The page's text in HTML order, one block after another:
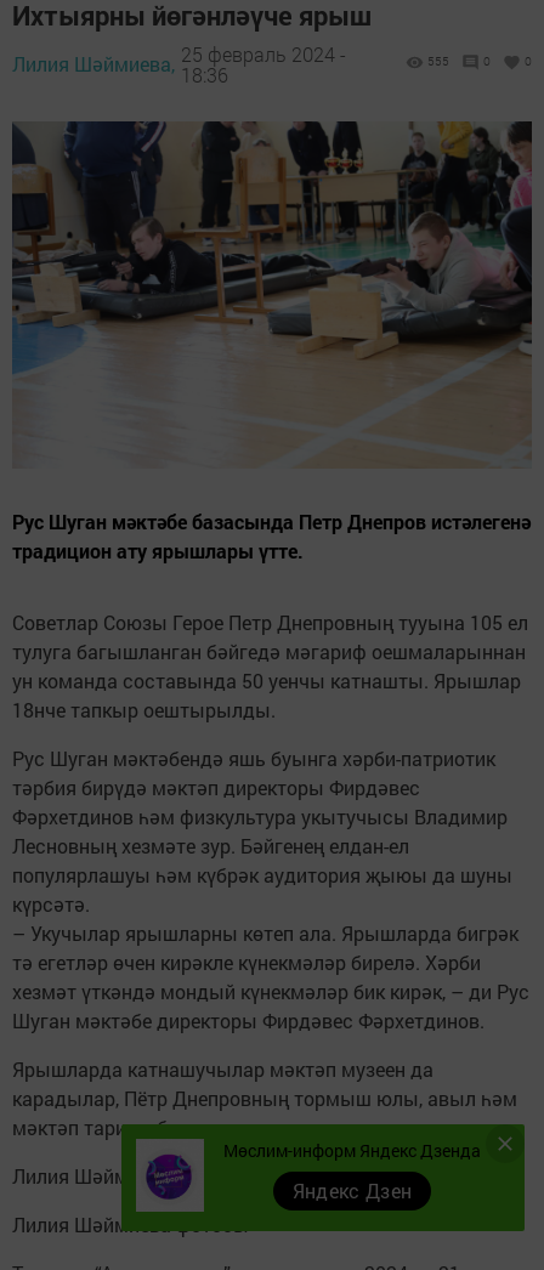
Ихтыярны йөгәнләүче ярыш
Лилия Шәймиева, 25 февраль 2024 -
18:36
555 0 0
Рус Шуган мәктәбе базасында Петр Днепров истәлегенә
традицион ату ярышлары үтте.
Советлар Союзы Герое Петр Днепровның тууына 105 ел
тулуга багышланган бәйгедә мәгариф оешмаларыннан
ун команда составында 50 уенчы катнашты. Ярышлар
18нче тапкыр оештырылды.
Рус Шуган мәктәбендә яшь буынга хәрби-патриотик
тәрбия бирүдә мәктәп директоры Фирдәвес
Фәрхетдинов һәм физкультура укытучысы Владимир
Лесновның хезмәте зур. Бәйгенең елдан-ел
популярлашуы һәм күбрәк аудитория җыюы да шуны
күрсәтә.
– Укучылар ярышларны көтеп ала. Ярышларда бигрәк
тә егетләр өчен кирәкле күнекмәләр бирелә. Хәрби
хезмәт үткәндә мондый күнекмәләр бик кирәк, – ди Рус
Шуган мәктәбе директоры Фирдәвес Фәрхетдинов.
Ярышларда катнашучылар мәктәп музеен да
карадылар, Пётр Днепровның тормыш юлы, авыл һәм
мәктәп тарихы белән таныштылар.
Лилия Шәймиева
Лилия Шәймиева фотосы
Мөслим-информ Яндекс Дзенда
Яндекс Дзен